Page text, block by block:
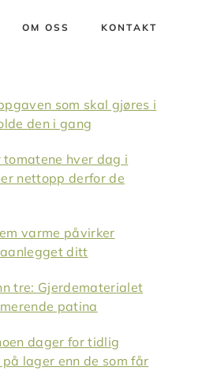
OM OSS KONTAKT
som skal gjøres i
den i gang
tomatene hver dag i
nettopp derfor de
varme påvirker
ditt
tre: Gjerdematerialet
patina
dager for tidlig
lager enn de som får